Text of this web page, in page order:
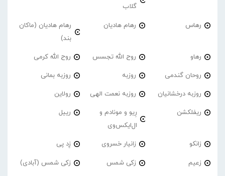
گلاب
رهاس رهام هادیان
رهام هادیان (ماکان
بند)
رهاو روح الله تجسس روح الله کرمی
روحان گندمی روزبه روزبه بمانی
روزبه درخشانیان روزبه نعمت الهی رولاین
ریفلکشن
رِیو و مونادم و
ال‌ایکس‌وی
رییل
زانکو زانیار خسروی زِد پی
زعیم زکی شمس زکی شمس (آبادی)